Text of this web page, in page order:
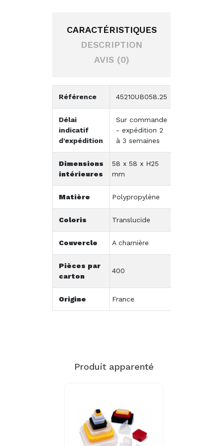
CARACTÉRISTIQUES
DESCRIPTION
AVIS (0)
Référence 45210UB058.25
Délai
indicatif
d’expédition
Sur commande
- expédition 2
à 3 semaines
Dimensions
intérieures
58 x 58 x H25
mm
Matière Polypropylène
Coloris Translucide
Couvercle A charnière
Pièces par
carton
400
Origine France
Produit apparenté